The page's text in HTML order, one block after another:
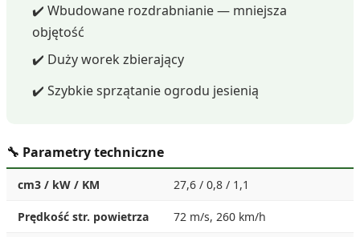
✔️ Wbudowane rozdrabnianie — mniejsza
objętość
✔️ Duży worek zbierający
✔️ Szybkie sprzątanie ogrodu jesienią
🔧 Parametry techniczne
cm3 / kW / KM 27,6 / 0,8 / 1,1
Prędkość str. powietrza 72 m/s, 260 km/h